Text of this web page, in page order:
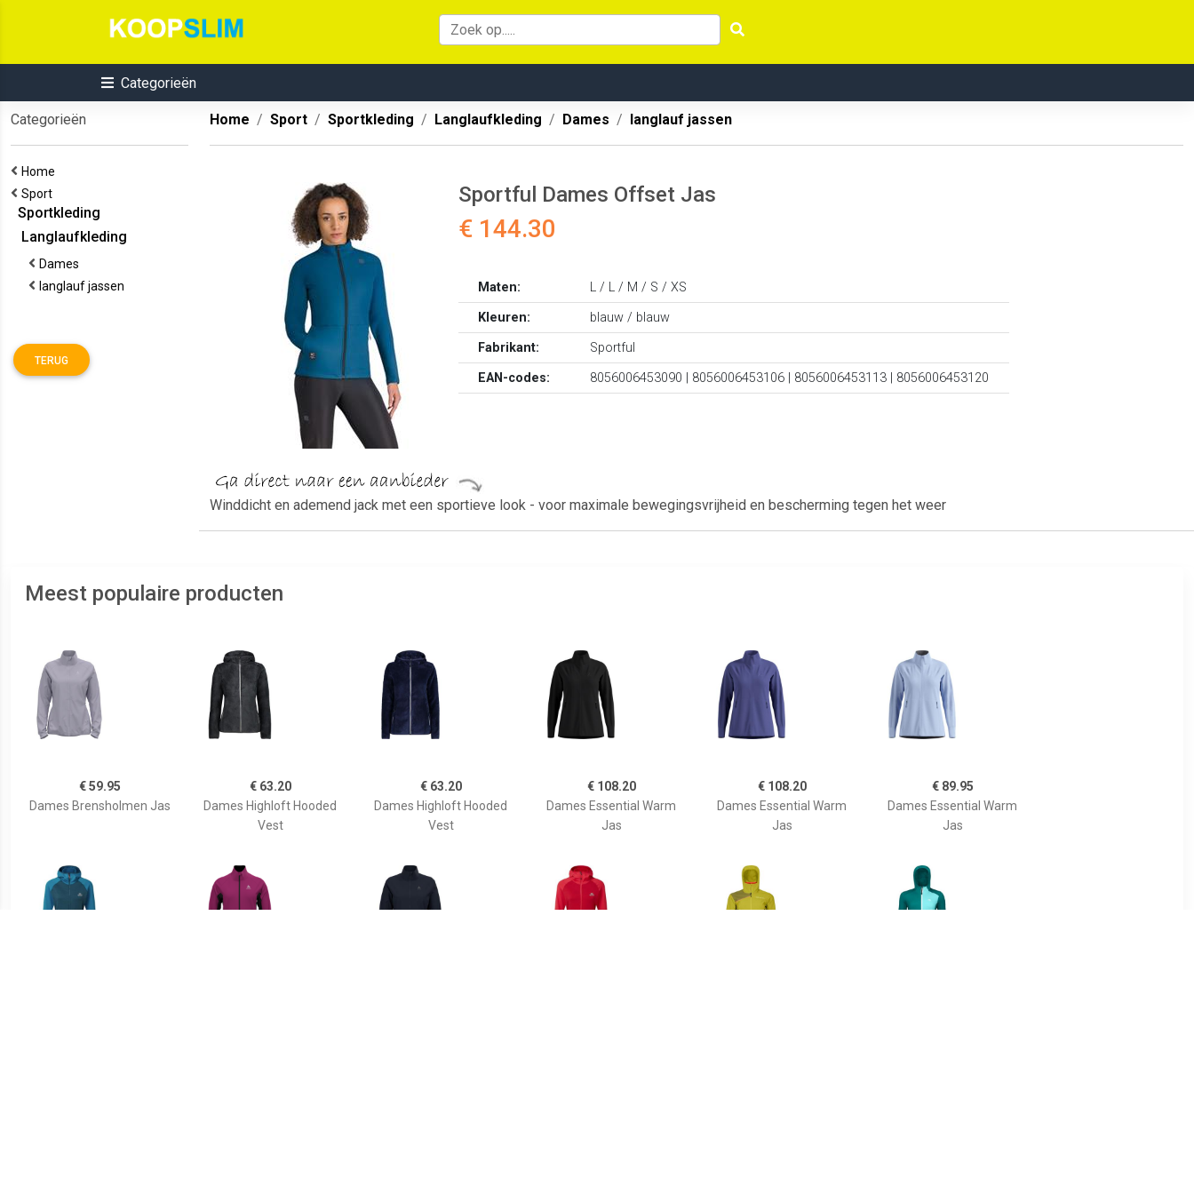
Categorieën
Categorieën
Home
Sport
Sportkleding
Langlaufkleding
Dames
langlauf jassen
TERUG
Home Sport Sportkleding Langlaufkleding Dames langlauf jassen
Sportful Dames Offset Jas
€ 144.30
Maten:
L / L / M / S / XS
Kleuren:
blauw / blauw
Fabrikant:
Sportful
EAN-codes:
8056006453090 | 8056006453106 | 8056006453113 | 8056006453120
Winddicht en ademend jack met een sportieve look - voor maximale bewegingsvrijheid en bescherming tegen het weer
Meest populaire producten
€ 59.95
Dames Brensholmen Jas
€ 63.20
Dames Highloft Hooded
Vest
€ 63.20
Dames Highloft Hooded
Vest
€ 108.20
Dames Essential Warm
Jas
€ 108.20
Dames Essential Warm
Jas
€ 89.95
Dames Essential Warm
Jas